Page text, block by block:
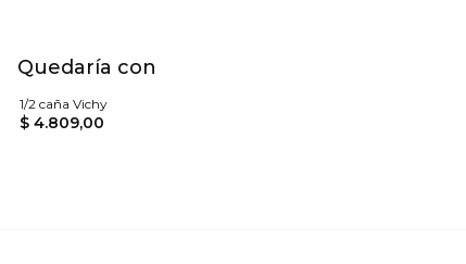
Quedaría con
1/2 caña Vichy
$ 4.809,00